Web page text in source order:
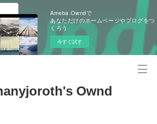
Ameba Owndで
あなただけのホームページやブログをつ
くろう
今すぐ試す
Ownd